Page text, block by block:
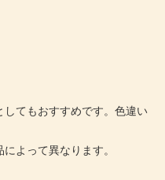
てもおすすめです。色違い
よって異なります。